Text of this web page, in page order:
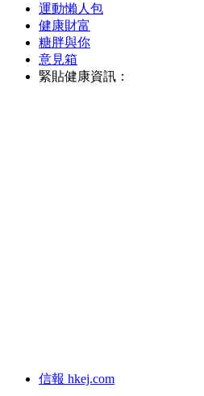
運動懶人包
健康財富
糖胖與你
意見箱
緊貼健康資訊：
信報 hkej.com